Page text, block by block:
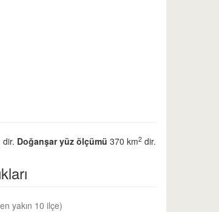
dir. Doğanşar yüz ölçümü 370 km2 dir.
yakın 10 ilçe)